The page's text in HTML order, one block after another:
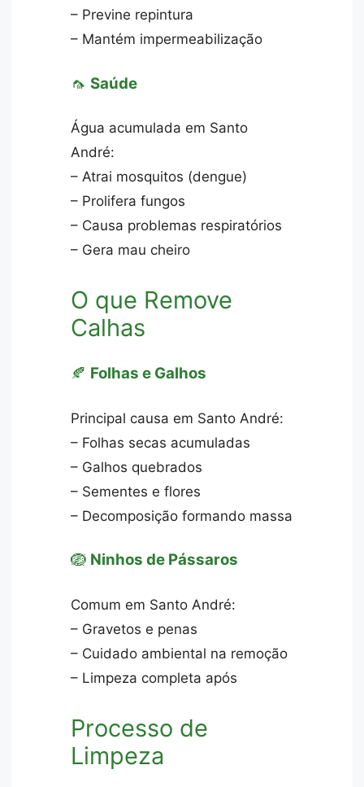
– Previne repintura
– Mantém impermeabilização
🦟 Saúde
Água acumulada em Santo
André:
– Atrai mosquitos (dengue)
– Prolifera fungos
– Causa problemas respiratórios
– Gera mau cheiro
O que Remove
Calhas
🍂 Folhas e Galhos
Principal causa em Santo André:
– Folhas secas acumuladas
– Galhos quebrados
– Sementes e flores
– Decomposição formando massa
🪺 Ninhos de Pássaros
Comum em Santo André:
– Gravetos e penas
– Cuidado ambiental na remoção
– Limpeza completa após
Processo de
Limpeza